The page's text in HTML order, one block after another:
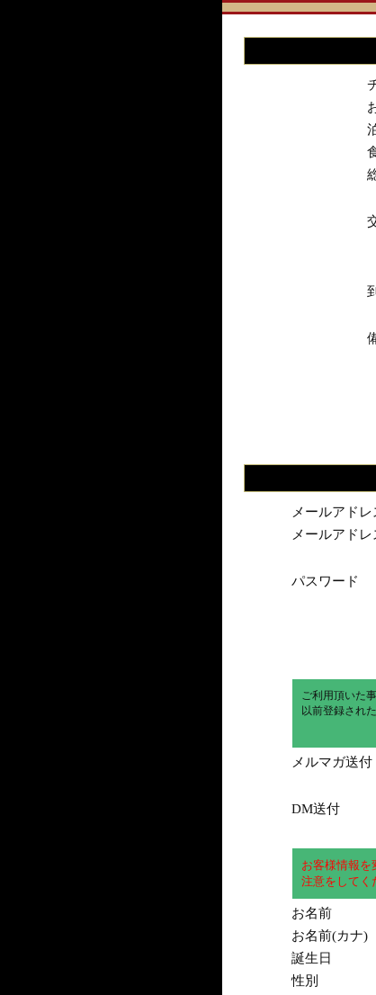
メールアドレ
メールアド
パスワード
ご利用頂いた
以前登録され
メルマガ送付
DM送付
お客様情報を
注意をして
お名前
お名前(カナ)
誕生日
性別